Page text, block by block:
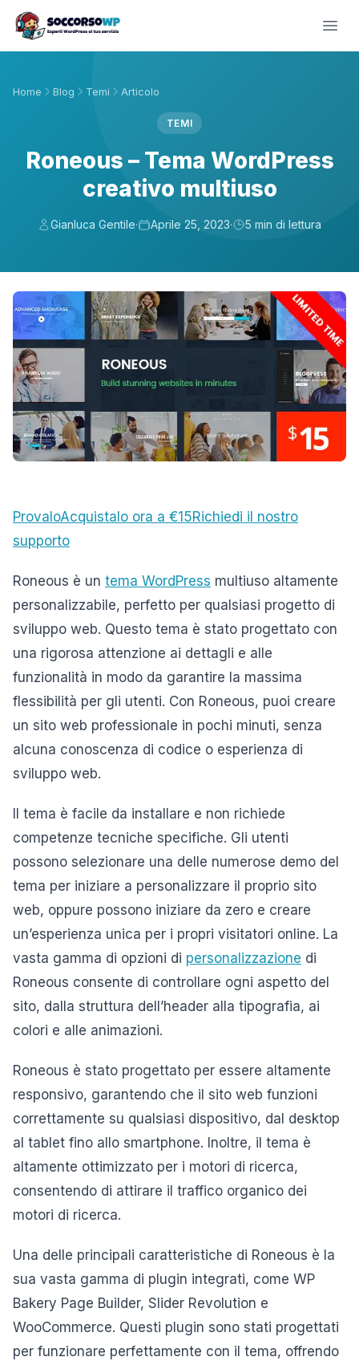
Home Blog Temi Articolo
TEMI
Roneous – Tema WordPress
creativo multiuso
Gianluca Gentile· Aprile 25, 2023· 5 min di lettura
ProvaloAcquistalo ora a €15Richiedi il nostro
supporto
Roneous è un tema WordPress multiuso altamente
personalizzabile, perfetto per qualsiasi progetto di
sviluppo web. Questo tema è stato progettato con
una rigorosa attenzione ai dettagli e alle
funzionalità in modo da garantire la massima
flessibilità per gli utenti. Con Roneous, puoi creare
un sito web professionale in pochi minuti, senza
alcuna conoscenza di codice o esperienza di
sviluppo web.
Il tema è facile da installare e non richiede
competenze tecniche specifiche. Gli utenti
possono selezionare una delle numerose demo del
tema per iniziare a personalizzare il proprio sito
web, oppure possono iniziare da zero e creare
un’esperienza unica per i propri visitatori online. La
vasta gamma di opzioni di personalizzazione di
Roneous consente di controllare ogni aspetto del
sito, dalla struttura dell’header alla tipografia, ai
colori e alle animazioni.
Roneous è stato progettato per essere altamente
responsivo, garantendo che il sito web funzioni
correttamente su qualsiasi dispositivo, dal desktop
al tablet fino allo smartphone. Inoltre, il tema è
altamente ottimizzato per i motori di ricerca,
consentendo di attirare il traffico organico dei
motori di ricerca.
Una delle principali caratteristiche di Roneous è la
sua vasta gamma di plugin integrati, come WP
Bakery Page Builder, Slider Revolution e
WooCommerce. Questi plugin sono stati progettati
per funzionare perfettamente con il tema, offrendo